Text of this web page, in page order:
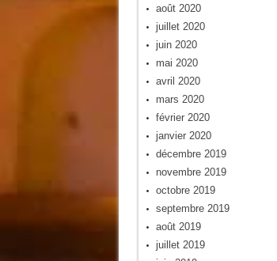
août 2020
juillet 2020
juin 2020
mai 2020
avril 2020
mars 2020
février 2020
janvier 2020
décembre 2019
novembre 2019
octobre 2019
septembre 2019
août 2019
juillet 2019